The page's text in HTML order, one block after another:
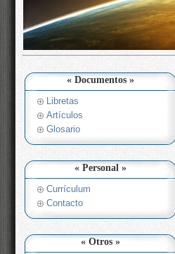
« Documentos »
Libretas
Artículos
Glosario
« Personal »
Currículum
Contacto
« Otros »